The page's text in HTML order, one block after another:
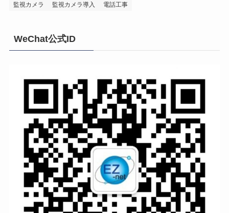
監視カメラ
監視カメラ導入 電話工事
WeChat公式ID